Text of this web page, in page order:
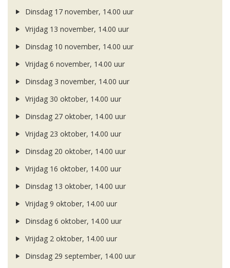
Dinsdag 17 november, 14.00 uur
Vrijdag 13 november, 14.00 uur
Dinsdag 10 november, 14.00 uur
Vrijdag 6 november, 14.00 uur
Dinsdag 3 november, 14.00 uur
Vrijdag 30 oktober, 14.00 uur
Dinsdag 27 oktober, 14.00 uur
Vrijdag 23 oktober, 14.00 uur
Dinsdag 20 oktober, 14.00 uur
Vrijdag 16 oktober, 14.00 uur
Dinsdag 13 oktober, 14.00 uur
Vrijdag 9 oktober, 14.00 uur
Dinsdag 6 oktober, 14.00 uur
Vrijdag 2 oktober, 14.00 uur
Dinsdag 29 september, 14.00 uur